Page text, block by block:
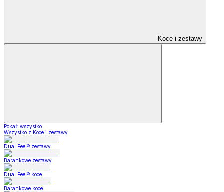
Koce i zestawy
Pokaż wszystko
Wszystko z Koce i zestawy
Dual Feel® zestawy
Barankowe zestawy
Dual Feel® koce
Barankowe koce